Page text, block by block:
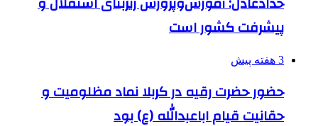
پیشرفت کشور است
3 هفته پیش
حضور حضرت رقیه در کربلا نماد مظلومیت و
حقانیت قیام اباعبدالله (ع) بود